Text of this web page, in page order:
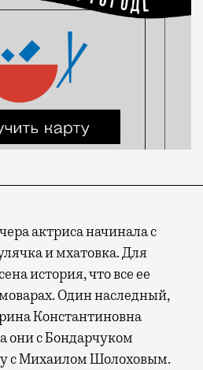
актриса начинала с
и мхатовка. Для
история, что все ее
Один наследный,
Константиновна
они с Бондарчуком
с Михаилом Шолоховым.